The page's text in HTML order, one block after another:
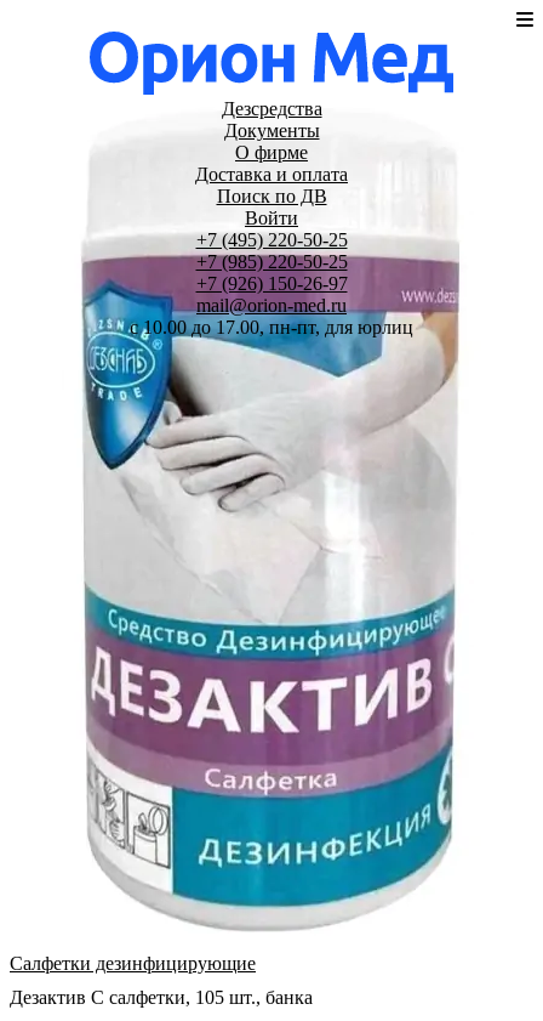
Дезсредства
Документы
О фирме
Доставка и оплата
Поиск по ДВ
Войти
+7 (495) 220-50-25
+7 (985) 220-50-25
+7 (926) 150-26-97
mail@orion-med.ru
c 10.00 до 17.00, пн-пт, для юрлиц
Салфетки дезинфицирующие
Дезактив С салфетки, 105 шт., банка